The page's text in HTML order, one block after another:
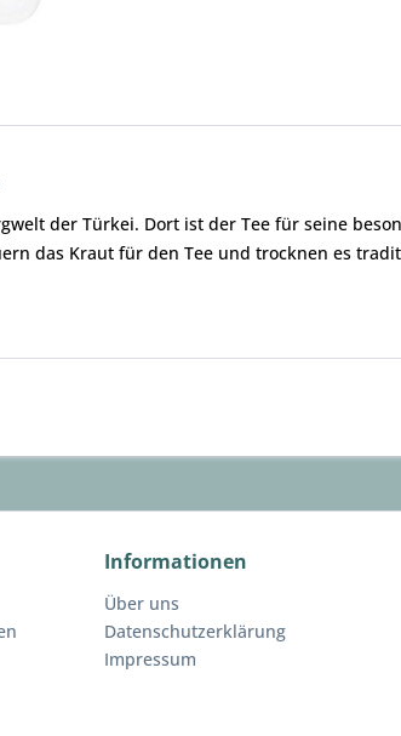
der Türkei. Dort ist der Tee für seine
das Kraut für den Tee und trocknen es
Informationen
Über uns
Datenschutzerklärung
Impressum